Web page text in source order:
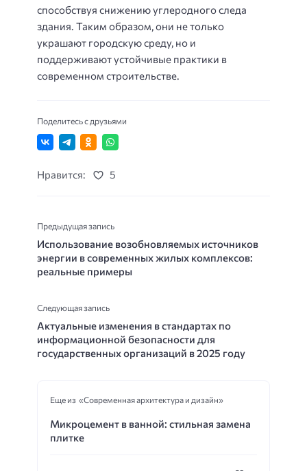
способствуя снижению углеродного следа
здания. Таким образом, они не только
украшают городскую среду, но и
поддерживают устойчивые практики в
современном строительстве.
Поделитесь с друзьями
Нравится: 5
Предыдущая запись
Использование возобновляемых источников
энергии в современных жилых комплексов:
реальные примеры
Следующая запись
Актуальные изменения в стандартах по
информационной безопасности для
государственных организаций в 2025 году
Еще из «Современная архитектура и дизайн»
Микроцемент в ванной: стильная замена
плитке